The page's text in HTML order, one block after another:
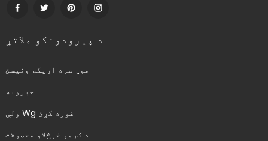
د پیرودونکو ملاتړ
موږ سره اړیکه ونیسئ
خبرونه
ولې Wg غوره کړئ
د ګرمو خرڅلاو محصولات